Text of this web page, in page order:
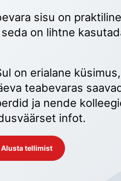
sisu on
on lihtne
on erialane
teabevaras
ja nende
infot.
Alusta tellimist